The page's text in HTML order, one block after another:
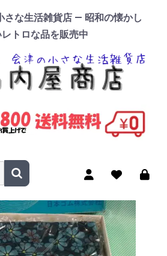
さな生活雑貨店 — 昭和の懐かし
レトロな品を販売中
入力